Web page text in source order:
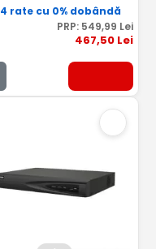
4 rate cu 0% dobândă
PRP: 549,99 Lei
467,50 Lei